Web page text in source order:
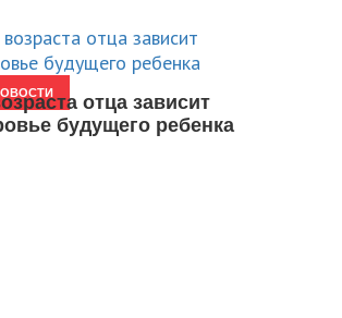
отца зависит
будущего ребенка